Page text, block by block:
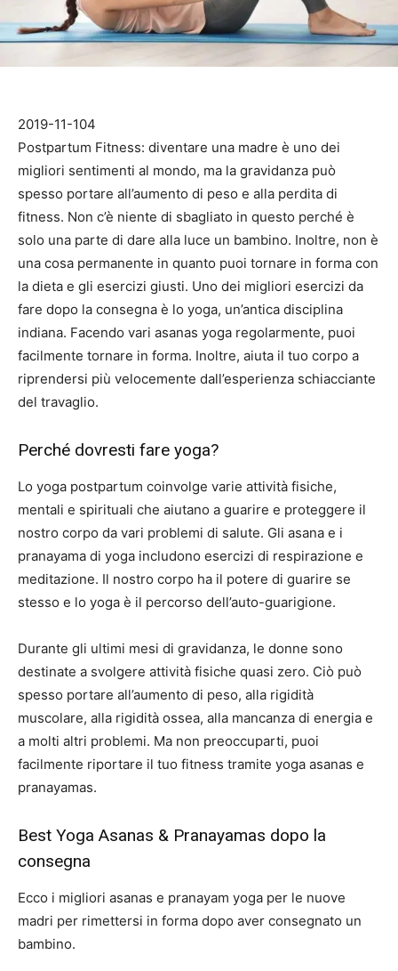
2019-11-104
Postpartum Fitness: diventare una madre è uno dei
migliori sentimenti al mondo, ma la gravidanza può
spesso portare all’aumento di peso e alla perdita di
fitness. Non c’è niente di sbagliato in questo perché è
solo una parte di dare alla luce un bambino. Inoltre, non è
una cosa permanente in quanto puoi tornare in forma con
la dieta e gli esercizi giusti. Uno dei migliori esercizi da
fare dopo la consegna è lo yoga, un’antica disciplina
indiana. Facendo vari asanas yoga regolarmente, puoi
facilmente tornare in forma. Inoltre, aiuta il tuo corpo a
riprendersi più velocemente dall’esperienza schiacciante
del travaglio.
Perché dovresti fare yoga?
Lo yoga postpartum coinvolge varie attività fisiche,
mentali e spirituali che aiutano a guarire e proteggere il
nostro corpo da vari problemi di salute. Gli asana e i
pranayama di yoga includono esercizi di respirazione e
meditazione. Il nostro corpo ha il potere di guarire se
stesso e lo yoga è il percorso dell’auto-guarigione.
Durante gli ultimi mesi di gravidanza, le donne sono
destinate a svolgere attività fisiche quasi zero. Ciò può
spesso portare all’aumento di peso, alla rigidità
muscolare, alla rigidità ossea, alla mancanza di energia e
a molti altri problemi. Ma non preoccuparti, puoi
facilmente riportare il tuo fitness tramite yoga asanas e
pranayamas.
Best Yoga Asanas & Pranayamas dopo la
consegna
Ecco i migliori asanas e pranayam yoga per le nuove
madri per rimettersi in forma dopo aver consegnato un
bambino.